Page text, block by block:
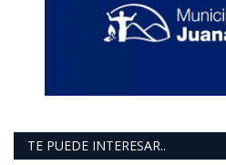
TE PUEDE INTERESAR..